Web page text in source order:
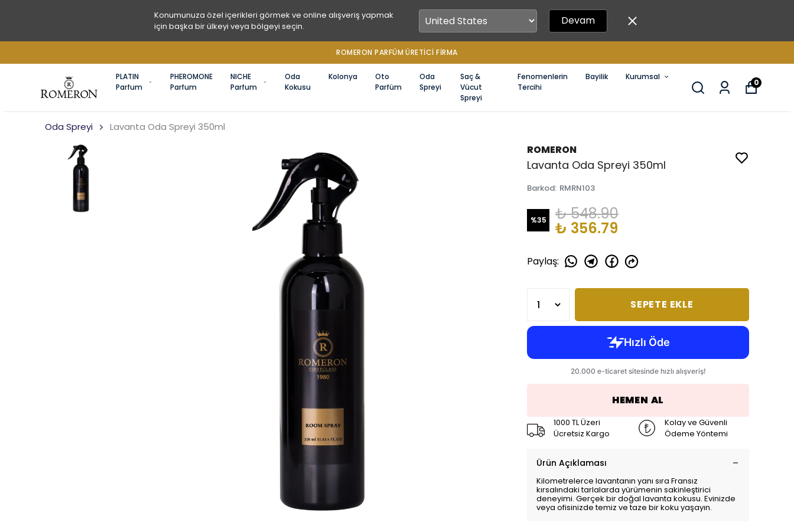
Konumunuza özel içerikleri görmek ve online alışveriş yapmak
için başka bir ülkeyi veya bölgeyi seçin.
Devam
ROMERON PARFÜM ÜRETICI FIRMA
PLATIN
Parfum
PHEROMONE
Parfum
NICHE
Parfum
Oda
Kokusu
Kolonya
Oto
Parfüm
Oda
Spreyi
Saç &
Vücut
Spreyi
Fenomenlerin
Tercihi
Bayilik Kurumsal
0
Oda Spreyi Lavanta Oda Spreyi 350ml
ROMERON
Lavanta Oda Spreyi 350ml
Barkod: RMRN103
%35 ₺ 548.90
₺ 356.79
Paylaş:
SEPETE EKLE
HEMEN AL
1000 TL Üzeri
Ücretsiz Kargo
Kolay ve Güvenli
Ödeme Yöntemi
Ürün Açıklaması
Kilometrelerce lavantanın yanı sıra Fransız
kırsalındaki tarlalarda yürümenin sakinleştirici
deneyimi. Gerçek bir doğal lavanta kokusu. Evinizde
veya ofisinizde temiz ve taze bir koku yaşayın.